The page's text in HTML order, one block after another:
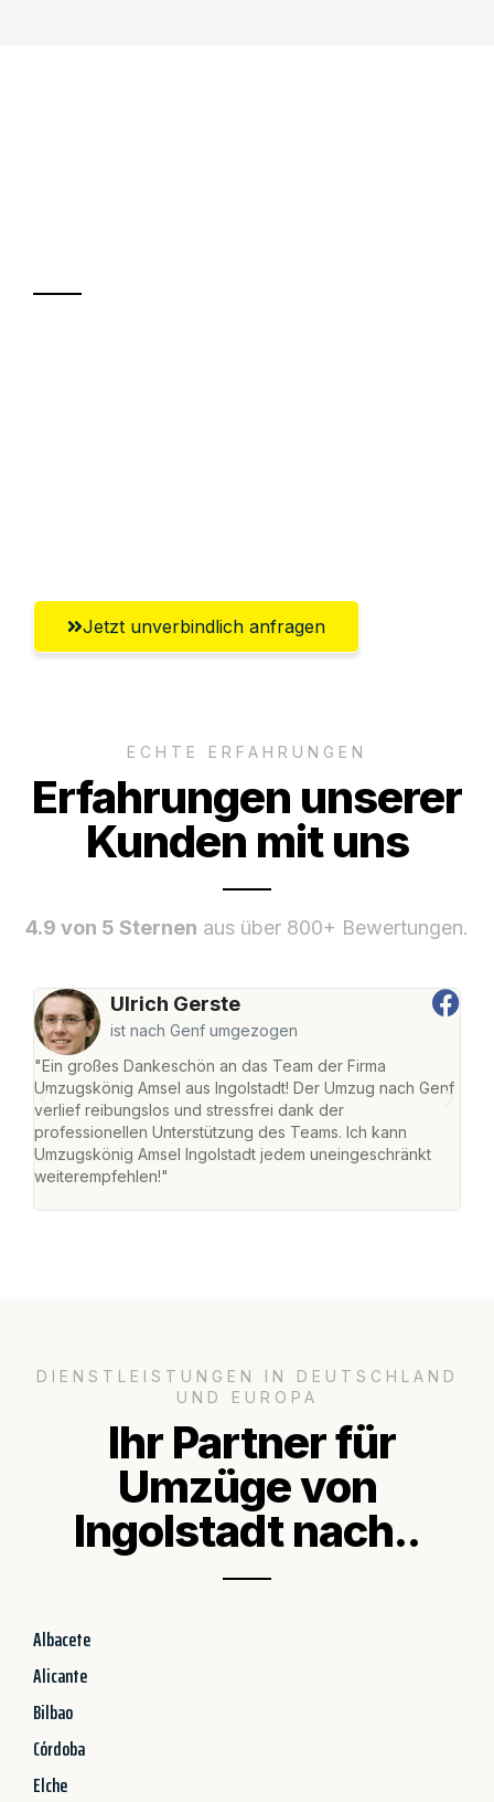
Jetzt unverbindlich anfragen
ECHTE ERFAHRUNGEN
Erfahrungen unserer
Kunden mit uns
4.9 von 5 Sternen aus über 800+ Bewertungen.
Ulrich Gerste
ist nach Genf umgezogen
"Ein großes Dankeschön an das Team der Firma
Umzugskönig Amsel aus Ingolstadt! Der Umzug nach Genf
verlief reibungslos und stressfrei dank der
professionellen Unterstützung des Teams. Ich kann
Umzugskönig Amsel Ingolstadt jedem uneingeschränkt
weiterempfehlen!"
DIENSTLEISTUNGEN IN DEUTSCHLAND
UND EUROPA
Ihr Partner für
Umzüge von
Ingolstadt nach..
Albacete
Alicante
Bilbao
Córdoba
Elche